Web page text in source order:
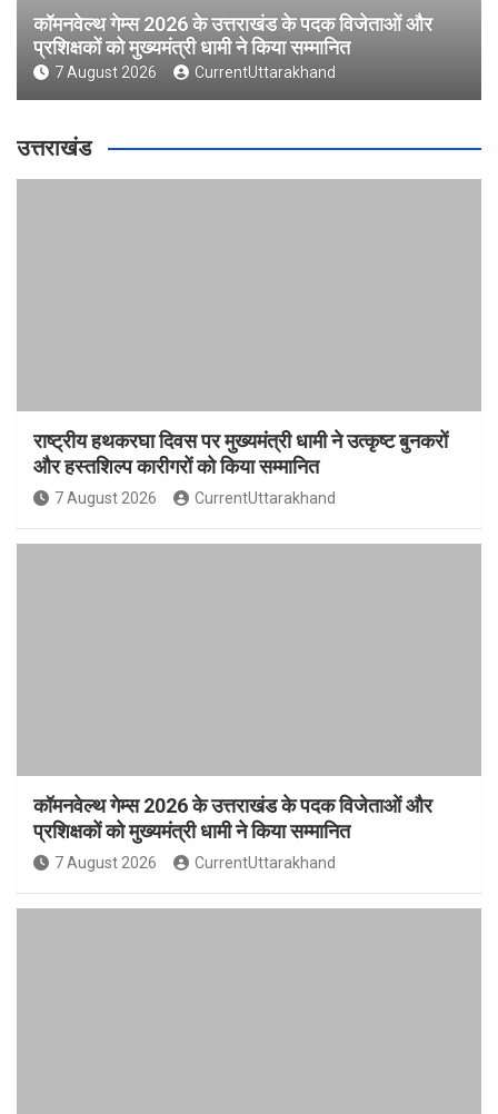
कॉमनवेल्थ गेम्स 2026 के उत्तराखंड के पदक विजेताओं और
प्रशिक्षकों को मुख्यमंत्री धामी ने किया सम्मानित
7 August 2026 CurrentUttarakhand
उत्तराखंड
राष्ट्रीय हथकरघा दिवस पर मुख्यमंत्री धामी ने उत्कृष्ट बुनकरों
और हस्तशिल्प कारीगरों को किया सम्मानित
7 August 2026 CurrentUttarakhand
कॉमनवेल्थ गेम्स 2026 के उत्तराखंड के पदक विजेताओं और
प्रशिक्षकों को मुख्यमंत्री धामी ने किया सम्मानित
7 August 2026 CurrentUttarakhand